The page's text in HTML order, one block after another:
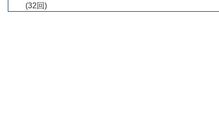
(32回)